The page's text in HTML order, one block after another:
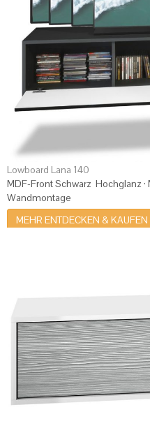
Lowboard Lana 140
MDF-Front Schwarz Hochglanz ·
Wandmontage
MEHR ENTDECKEN & KAUFEN